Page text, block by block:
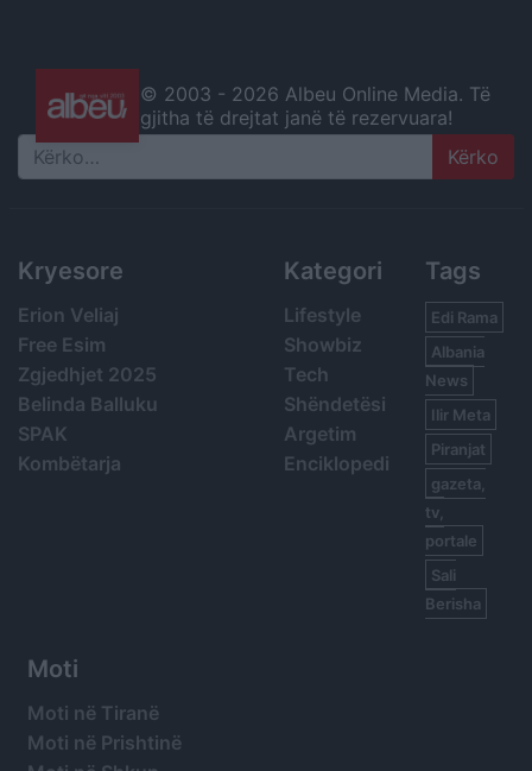
© 2003 - 2026 Albeu Online Media. Të
gjitha të drejtat janë të rezervuara!
Search
Kryesore
Erion Veliaj
Free Esim
Zgjedhjet 2025
Belinda Balluku
SPAK
Kombëtarja
Kategori
Lifestyle
Showbiz
Tech
Shëndetësi
Argetim
Enciklopedi
Tags
Edi Rama
Albania
News
Ilir Meta
Piranjat
gazeta,
tv,
portale
Sali
Berisha
Moti
Moti në Tiranë
Moti në Prishtinë